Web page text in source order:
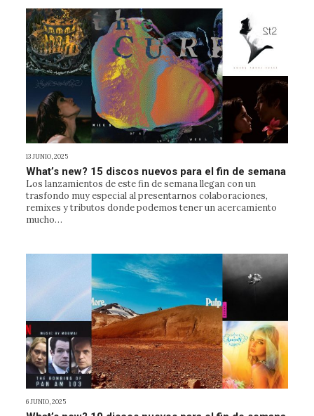
13 JUNIO, 2025
What’s new? 15 discos nuevos para el fin de semana
Los lanzamientos de este fin de semana llegan con un
trasfondo muy especial al presentarnos colaboraciones,
remixes y tributos donde podemos tener un acercamiento
mucho…
6 JUNIO, 2025